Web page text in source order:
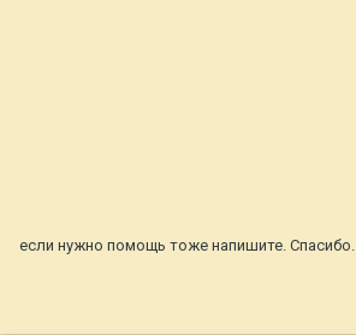
если нужно помощь тоже напишите. Спасибо.